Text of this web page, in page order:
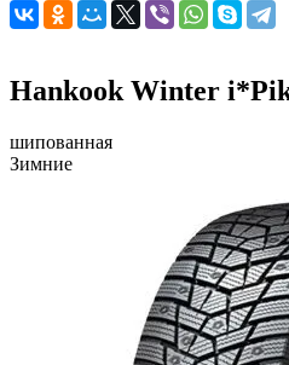
Hankook Winter
шипованная
Зимние